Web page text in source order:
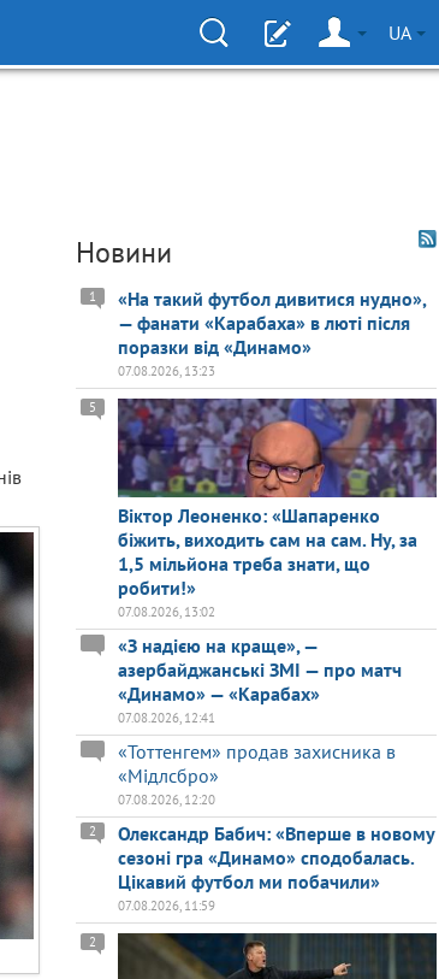
UA
Новини
«На такий футбол дивитися нудно»,
— фанати «Карабаха» в люті після
поразки від «Динамо»
1
07.08.2026, 13:23
Віктор Леоненко: «Шапаренко
біжить, виходить сам на сам. Ну, за
1,5 мільйона треба знати, що
робити!»
5
07.08.2026, 13:02
«З надією на краще», —
азербайджанські ЗМІ — про матч
«Динамо» — «Карабах»
07.08.2026, 12:41
«Тоттенгем» продав захисника в
«Мідлсбро»
07.08.2026, 12:20
Олександр Бабич: «Вперше в новому
сезоні гра «Динамо» сподобалась.
Цікавий футбол ми побачили»
2
07.08.2026, 11:59
2